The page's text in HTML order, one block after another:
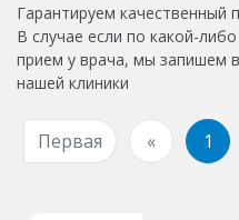
Гарантируем качественный
В случае если по какой-
прием у врача, мы запишем
нашей клиники
Первая « 1